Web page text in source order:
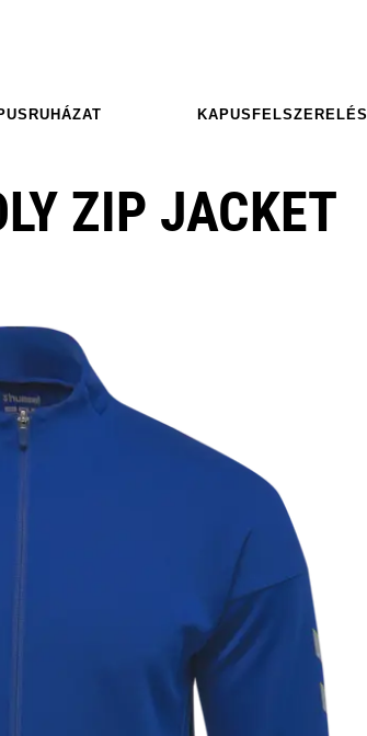
KAPUSFELSZERELÉS
ZIP JACKET